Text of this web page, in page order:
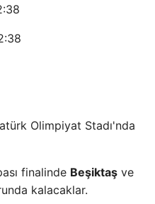
Olimpiyat Stadı'nda
finalinde Beşiktaş ve
kalacaklar.